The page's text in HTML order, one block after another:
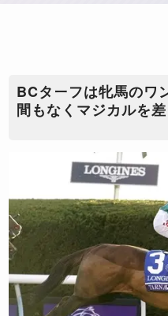
BCターフは牝馬のワ
間もなくマジカルを